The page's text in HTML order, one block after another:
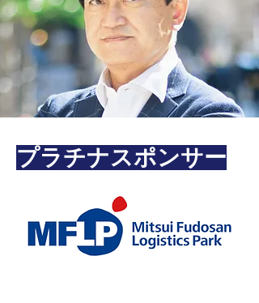
プラチナスポンサー